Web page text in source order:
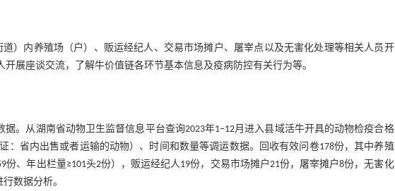
）内养殖场（户）、贩运经纪人、交易市场摊户、屠宰点以及无害化处理等相关人员开
展座谈交流，了解牛价值链各环节基本信息及疫病防控有关行为等。
。从湖南省动物卫生监督信息平台查询2023年1‒12月进入县域活牛开具的动物检疫合格
：省内出售或者运输的动物）、时间和数量等调运数据。回收有效问卷178份，其中养殖
份、年出栏量≥101头2份），贩运经纪人19份，交易市场摊户21份，屠宰摊户8份，无害化
数据分析。